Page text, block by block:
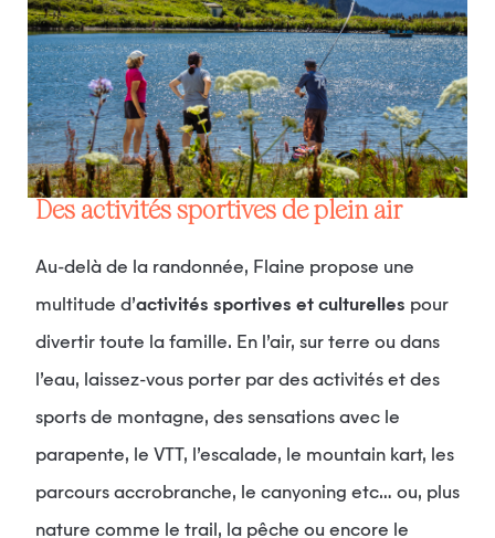
Des activités sportives de plein air
Au-delà de la randonnée, Flaine propose une
multitude d’activités sportives et culturelles pour
divertir toute la famille. En l’air, sur terre ou dans
l’eau, laissez-vous porter par des activités et des
sports de montagne, des sensations avec le
parapente, le VTT, l’escalade, le mountain kart, les
parcours accrobranche, le canyoning etc… ou, plus
nature comme le trail, la pêche ou encore le